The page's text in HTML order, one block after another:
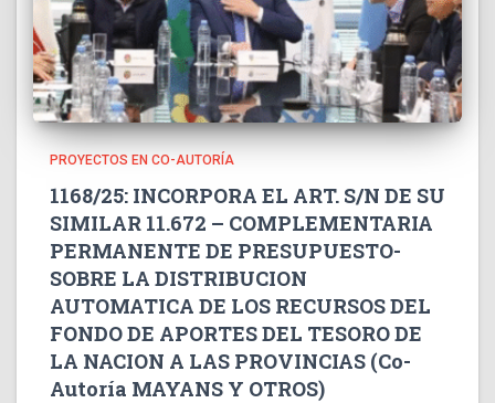
PROYECTOS EN CO-AUTORÍA
1168/25: INCORPORA EL ART. S/N DE SU
SIMILAR 11.672 – COMPLEMENTARIA
PERMANENTE DE PRESUPUESTO-
SOBRE LA DISTRIBUCION
AUTOMATICA DE LOS RECURSOS DEL
FONDO DE APORTES DEL TESORO DE
LA NACION A LAS PROVINCIAS (Co-
Autoría MAYANS Y OTROS)